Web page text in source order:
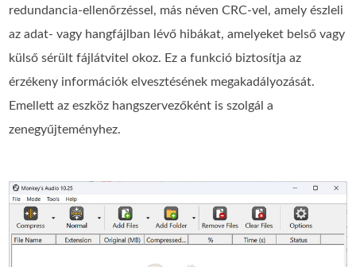
redundancia-ellenőrzéssel, más néven CRC-vel, amely észleli
az adat- vagy hangfájlban lévő hibákat, amelyeket belső vagy
külső sérült fájlátvitel okoz. Ez a funkció biztosítja az
érzékeny információk elvesztésének megakadályozását.
Emellett az eszköz hangszervezőként is szolgál a
zenegyűjteményhez.